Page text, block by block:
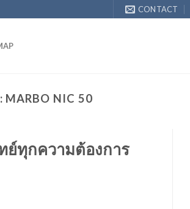
CONTACT
MARBO NIC 50
ย์ทุกความต้องการ